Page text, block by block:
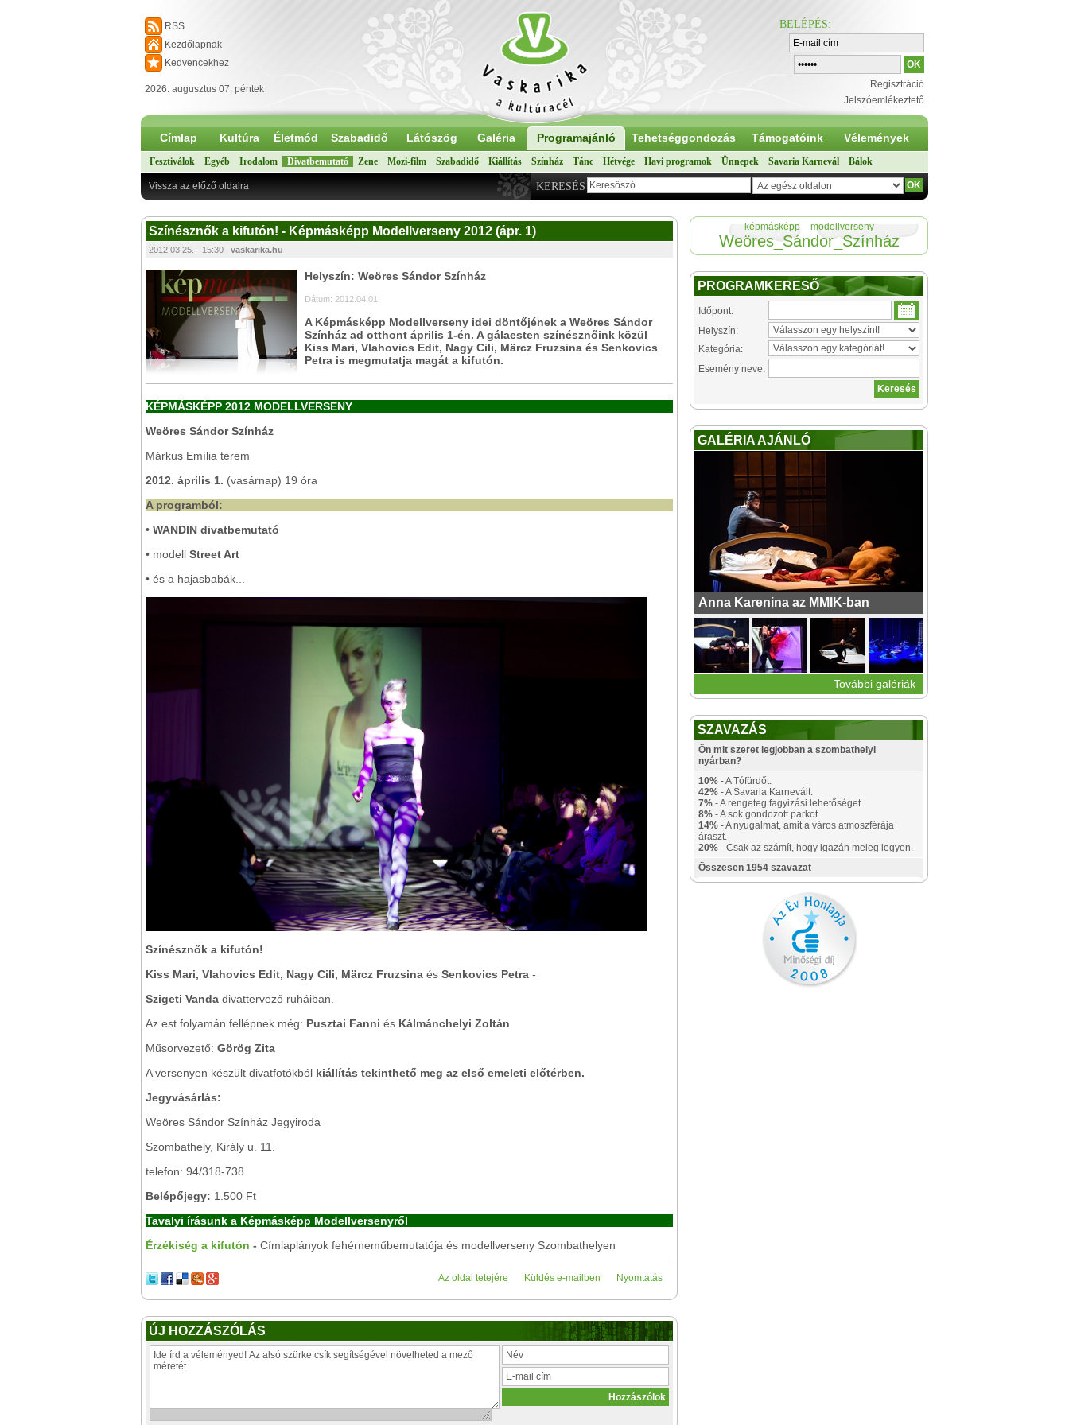
RSS
Kezdőlapnak
Kedvencekhez
2026. augusztus 07. péntek
BELÉPÉS:
Regisztráció
Jelszóemlékeztető
Címlap Kultúra Életmód Szabadidő Látószög Galéria Programajánló Tehetséggondozás Támogatóink Vélemények
Fesztiválok Egyéb Irodalom Divatbemutató Zene Mozi-film Szabadidő Kiállítás Színház Tánc Hétvége Havi programok Ünnepek Savaria Karnevál Bálok
KERESÉS
Vissza az előző oldalra
Színésznők a kifutón! - Képmásképp Modellverseny 2012 (ápr. 1)
2012.03.25. - 15:30 | vaskarika.hu
Helyszín: Weöres Sándor Színház
Dátum: 2012.04.01.
A Képmásképp Modellverseny idei döntőjének a Weöres Sándor
Színház ad otthont április 1-én. A gálaesten színésznőink közül
Kiss Mari, Vlahovics Edit, Nagy Cili, Märcz Fruzsina és Senkovics
Petra is megmutatja magát a kifutón.
KÉPMÁSKÉPP 2012 MODELLVERSENY
Weöres Sándor Színház
Márkus Emília terem
2012. április 1. (vasárnap) 19 óra
A programból:
• WANDIN divatbemutató
• modell Street Art
• és a hajasbabák...
Színésznők a kifutón!
Kiss Mari, Vlahovics Edit, Nagy Cili, Märcz Fruzsina és Senkovics Petra -
Szigeti Vanda divattervező ruháiban.
Az est folyamán fellépnek még: Pusztai Fanni és Kálmánchelyi Zoltán
Műsorvezető: Görög Zita
A versenyen készült divatfotókból kiállítás tekinthető meg az első emeleti előtérben.
Jegyvásárlás:
Weöres Sándor Színház Jegyiroda
Szombathely, Király u. 11.
telefon: 94/318-738
Belépőjegy: 1.500 Ft
Tavalyi írásunk a Képmásképp Modellversenyről
Érzékiség a kifutón - Címlaplányok fehérneműbemutatója és modellverseny Szombathelyen
Nyomtatás
Küldés e-mailben
Az oldal tetejére
ÚJ HOZZÁSZÓLÁS
képmásképp modellverseny
Weöres_Sándor_Színház
PROGRAMKERESŐ
Időpont:
Helyszín:
Kategória:
Esemény neve:
GALÉRIA AJÁNLÓ
Anna Karenina az MMIK-ban
További galériák
SZAVAZÁS
Ön mit szeret legjobban a szombathelyi
nyárban?
10% - A Tófürdőt.
42% - A Savaria Karnevált.
7% - A rengeteg fagyizási lehetőséget.
8% - A sok gondozott parkot.
14% - A nyugalmat, amit a város atmoszférája
áraszt.
20% - Csak az számít, hogy igazán meleg legyen.
Összesen 1954 szavazat